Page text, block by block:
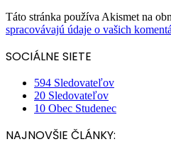
Táto stránka používa Akismet na
spracovávajú údaje o vašich
SOCIÁLNE SIETE
594 Sledovateľov
20 Sledovateľov
10 Obec Studenec
NAJNOVŠIE ČLÁNKY: